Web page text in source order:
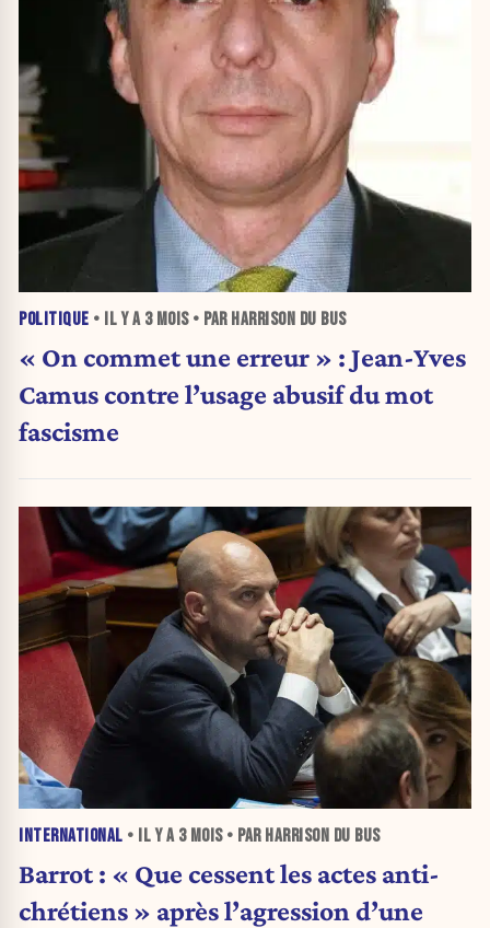
POLITIQUE • IL Y A 3 MOIS• PAR HARRISON DU BUS
« On commet une erreur » : Jean-Yves
Camus contre l’usage abusif du mot
fascisme
INTERNATIONAL • IL Y A 3 MOIS• PAR HARRISON DU BUS
Barrot : « Que cessent les actes anti-
chrétiens » après l’agression d’une